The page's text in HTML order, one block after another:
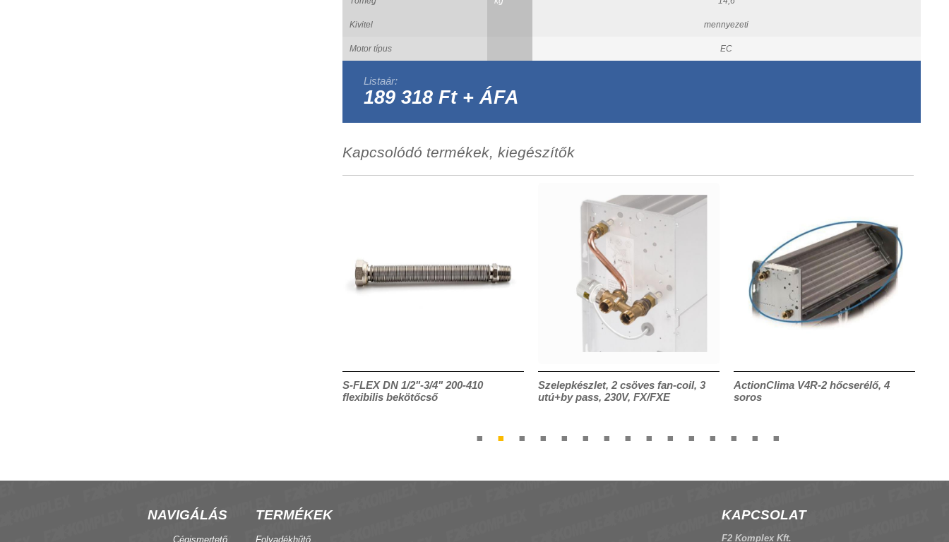
Kivitel mennyezeti
Motor típus EC
Listaár:
189 318 Ft + ÁFA
Kapcsolódó termékek, kiegészítők
S-FLEX DN 1/2"-3/4" 200-410
flexibilis bekötőcső
Szelepkészlet, 2 csöves fan-coil, 3
utú+by pass, 230V, FX/FXE
ActionClima V4R-2 hőcserélő, 4
soros
NAVIGÁLÁS
Cégismertető
TERMÉKEK
Folyadékhűtő
KAPCSOLAT
F2 Komplex Kft.